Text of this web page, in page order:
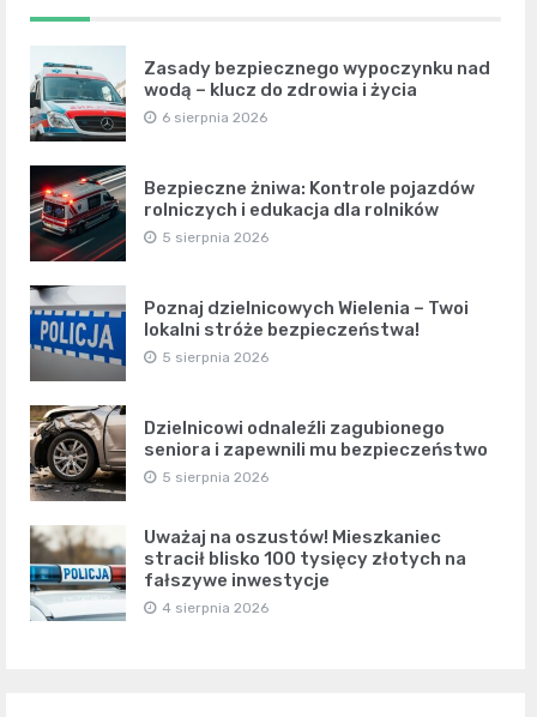
Zasady bezpiecznego wypoczynku nad
wodą – klucz do zdrowia i życia
6 sierpnia 2026
Bezpieczne żniwa: Kontrole pojazdów
rolniczych i edukacja dla rolników
5 sierpnia 2026
Poznaj dzielnicowych Wielenia – Twoi
lokalni stróże bezpieczeństwa!
5 sierpnia 2026
Dzielnicowi odnaleźli zagubionego
seniora i zapewnili mu bezpieczeństwo
5 sierpnia 2026
Uważaj na oszustów! Mieszkaniec
stracił blisko 100 tysięcy złotych na
fałszywe inwestycje
4 sierpnia 2026